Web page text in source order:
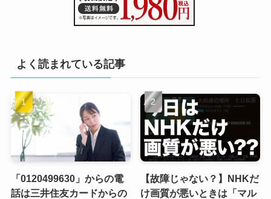
よく読まれている記事
「0120499630」からの電
話は三井住友カードからの
【故障じゃない？】NHKだ
け画質が悪いときは「マル